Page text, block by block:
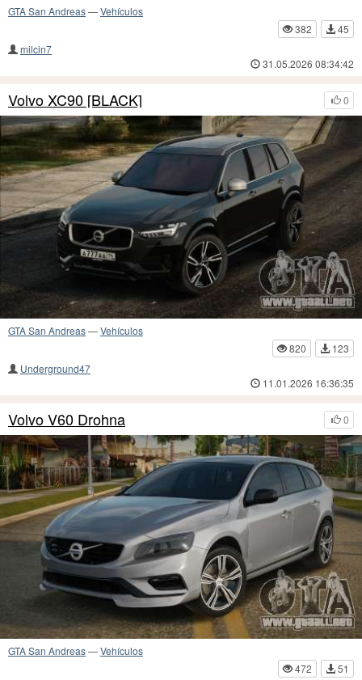
GTA San Andreas—Vehículos
382
45
milcin7
31.05.2026 08:34:42
0
Volvo XC90 [BLACK]
GTA San Andreas—Vehículos
820
123
Underground47
11.01.2026 16:36:35
0
Volvo V60 Drohna
GTA San Andreas—Vehículos
472
51